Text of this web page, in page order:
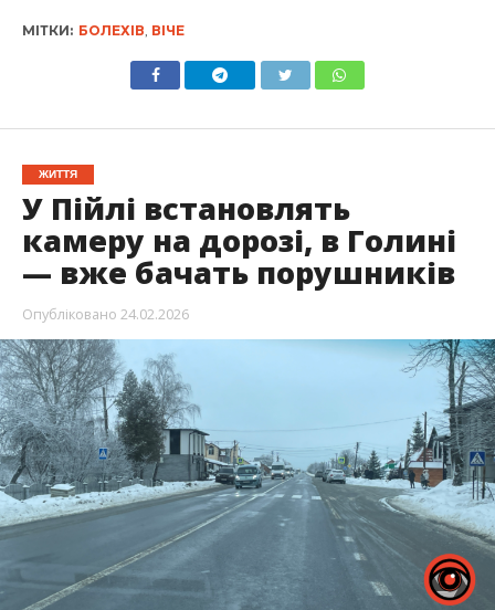
МІТКИ: БОЛЕХІВ ВІЧЕ
ЖИТТЯ
У Пійлі встановлять
камеру на дорозі, в Голині
— вже бачать порушників
Опубліковано 24.02.2026